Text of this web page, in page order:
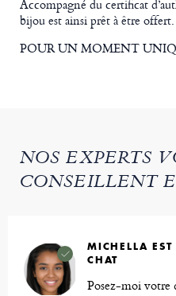
Accompagné du certificat
bijou est ainsi prêt à être offert.
POUR UN MOMENT
NOS EXPERTS
CONSEILLENT
MICHELLA
CHAT
Posez-moi votre